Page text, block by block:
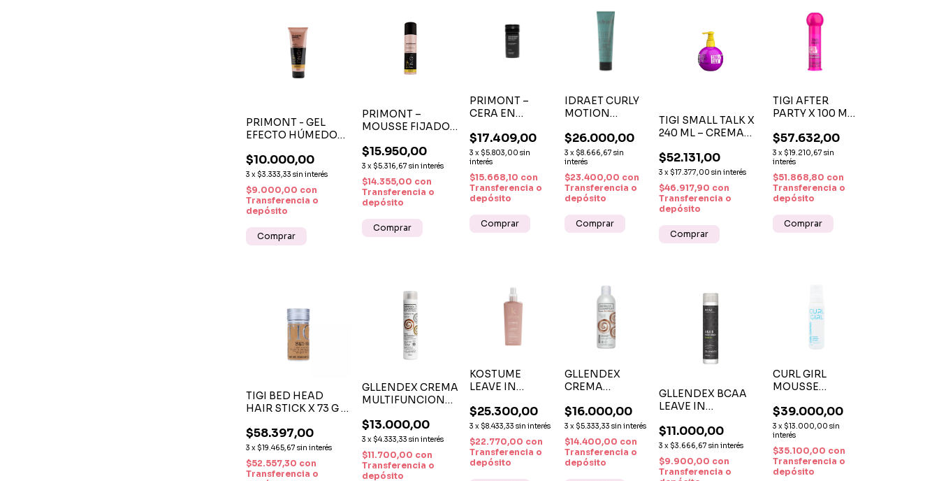
PRIMONT - GEL
EFECTO HÚMEDO
PARA FIJACIÓN Y
BRILLO
$10.000,00
3 x $3.333,33 sin interés
$9.000,00 con
Transferencia o
depósito
PRIMONT –
MOUSSE FIJADOR
PARA VOLUMEN Y
FIJACIÓN
$15.950,00
3 x $5.316,67 sin interés
$14.355,00 con
Transferencia o
depósito
PRIMONT –
CERA EN
STICK 70ML
PARA FIJACIÓN
Y DEFINICIÓN
$17.409,00
3 x $5.803,00 sin
interés
$15.668,10 con
Transferencia o
depósito
IDRAET CURLY
MOTION
CREAM X 200
ML – CREMA
ACTIVADORA
DE RIZOS
HIDRATANTE Y
DEFINIDORA
$26.000,00
3 x $8.666,67 sin
interés
$23.400,00 con
Transferencia o
depósito
TIGI SMALL TALK X
240 ML – CREMA
1 CON VOLUMEN,
CONTROL DE FRIZZ
Y PROTECCIÓN UV
$52.131,00
3 x $17.377,00 sin interés
$46.917,90 con
Transferencia o
depósito
TIGI AFTER
PARTY X 100 ML
PEINAR
ALISANTE Y
ANTIFRIZZ
$57.632,00
3 x $19.210,67 sin
interés
$51.868,80 con
Transferencia o
depósito
TIGI BED HEAD
HAIR STICK X 73 G –
PARA MODELAR Y
DAR TEXTURA AL
CABELLO
$58.397,00
3 x $19.465,67 sin interés
$52.557,30 con
Transferencia o
GLLENDEX CREMA
MULTIFUNCIONAL
CUIDADO PARA
TODO EL CUERPO
$13.000,00
3 x $4.333,33 sin interés
$11.700,00 con
Transferencia o
depósito
KOSTUME
LEAVE IN
REPARADOR
CAPILAR Y
PROTECTOR
TÉRMICO
$25.300,00
3 x $8.433,33 sin interés
$22.770,00 con
Transferencia o
depósito
GLLENDEX
CREMA
MODELADORA
CACHOS -
DEFINICIÓN,
HIDRATACIÓN
Y CONTROL
$16.000,00
3 x $5.333,33 sin interés
$14.400,00 con
Transferencia o
depósito
GLLENDEX BCAA
LEAVE IN
- REPARACIÓN
PROFUNDA Y
PROTECCIÓN SIN
ENJUAGUE
$11.000,00
3 x $3.666,67 sin interés
$9.900,00 con
Transferencia o
CURL GIRL
MOUSSE
FIJACIÓN
FLEXIBLE Y
CONTROL DEL
FRIZZ X 300 ML
$39.000,00
3 x $13.000,00 sin
interés
$35.100,00 con
Transferencia o
depósito